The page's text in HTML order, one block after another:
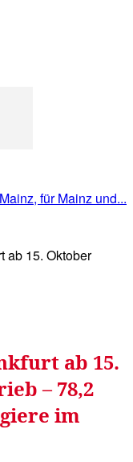
ab 15. Oktober
ab 15.
– 78,2
im